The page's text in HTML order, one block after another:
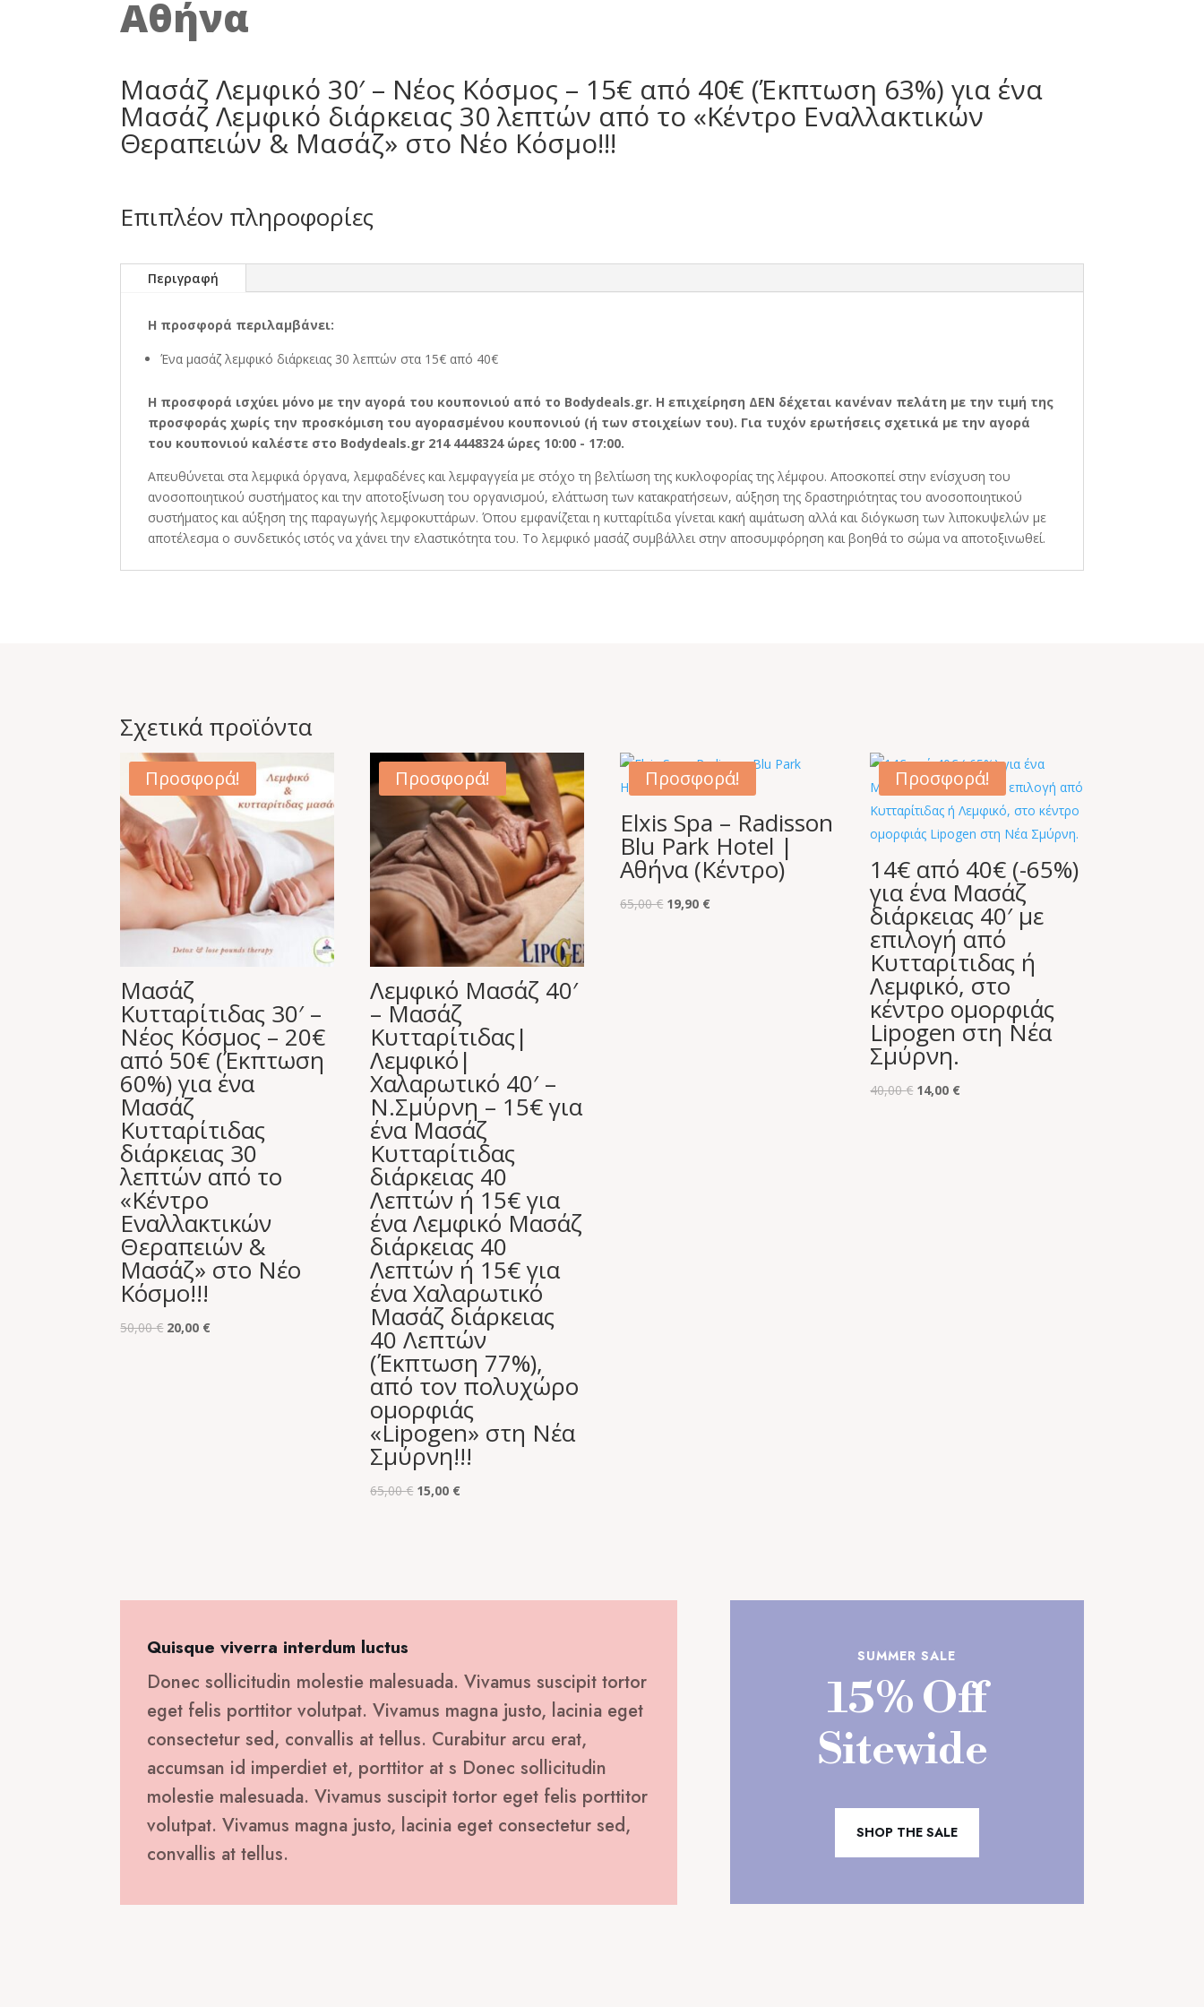
Αθήνα
Μασάζ Λεμφικό 30′ – Νέος Κόσμος – 15€ από 40€ (Έκπτωση 63%) για ένα
Μασάζ Λεμφικό διάρκειας 30 λεπτών από το «Κέντρο Εναλλακτικών
Θεραπειών & Μασάζ» στο Νέο Κόσμο!!!
Επιπλέον πληροφορίες
Περιγραφή
Η προσφορά περιλαμβάνει:
Ένα μασάζ λεμφικό διάρκειας 30 λεπτών στα 15€ από 40€
Η προσφορά ισχύει μόνο με την αγορά του κουπονιού από το Bodydeals.gr. Η επιχείρηση ΔΕΝ δέχεται κανέναν πελάτη με την τιμή της
προσφοράς χωρίς την προσκόμιση του αγορασμένου κουπονιού (ή των στοιχείων του). Για τυχόν ερωτήσεις σχετικά με την αγορά
του κουπονιού καλέστε στο Bodydeals.gr 214 4448324 ώρες 10:00 - 17:00.
Απευθύνεται στα λεμφικά όργανα, λεμφαδένες και λεμφαγγεία με στόχο τη βελτίωση της κυκλοφορίας της λέμφου. Αποσκοπεί στην ενίσχυση του
ανοσοποιητικού συστήματος και την αποτοξίνωση του οργανισμού, ελάττωση των κατακρατήσεων, αύξηση της δραστηριότητας του ανοσοποιητικού
συστήματος και αύξηση της παραγωγής λεμφοκυττάρων. Όπου εμφανίζεται η κυτταρίτιδα γίνεται κακή αιμάτωση αλλά και διόγκωση των λιποκυψελών με
αποτέλεσμα ο συνδετικός ιστός να χάνει την ελαστικότητα του. Το λεμφικό μασάζ συμβάλλει στην αποσυμφόρηση και βοηθά το σώμα να αποτοξινωθεί.
Σχετικά προϊόντα
Προσφορά!
Μασάζ
Κυτταρίτιδας 30′ –
Νέος Κόσμος – 20€
από 50€ (Έκπτωση
60%) για ένα
Μασάζ
Κυτταρίτιδας
διάρκειας 30
λεπτών από το
«Κέντρο
Εναλλακτικών
Θεραπειών &
Μασάζ» στο Νέο
Κόσμο!!!
50,00€ Original
20,00 €
Προσφορά!
Λεμφικό Μασάζ 40′
– Μασάζ
Κυτταρίτιδας|
Λεμφικό|
Χαλαρωτικό 40′ –
Ν.Σμύρνη – 15€ για
ένα Μασάζ
Κυτταρίτιδας
διάρκειας 40
Λεπτών ή 15€ για
ένα Λεμφικό Μασάζ
διάρκειας 40
Λεπτών ή 15€ για
ένα Χαλαρωτικό
Μασάζ διάρκειας
40 Λεπτών
(Έκπτωση 77%),
από τον πολυχώρο
ομορφιάς
«Lipogen» στη Νέα
Σμύρνη!!!
65,00€ Original
15,00 €
Προσφορά!
Elxis Spa – Radisson
Blu Park Hotel |
Αθήνα (Κέντρο)
65,00€ Original
19,90 €
Προσφορά!
14€ από 40€ (-65%)
για ένα Μασάζ
διάρκειας 40′ με
επιλογή από
Κυτταρίτιδας ή
Λεμφικό, στο
κέντρο ομορφιάς
Lipogen στη Νέα
Σμύρνη.
40,00€ Original
14,00 €
Quisque viverra interdum luctus
Donec sollicitudin molestie malesuada. Vivamus suscipit tortor
eget felis porttitor volutpat. Vivamus magna justo, lacinia eget
consectetur sed, convallis at tellus. Curabitur arcu erat,
accumsan id imperdiet et, porttitor at s Donec sollicitudin
molestie malesuada. Vivamus suscipit tortor eget felis porttitor
volutpat. Vivamus magna justo, lacinia eget consectetur sed,
convallis at tellus.
SUMMER SALE
15% Off
Sitewide
SHOP THE SALE